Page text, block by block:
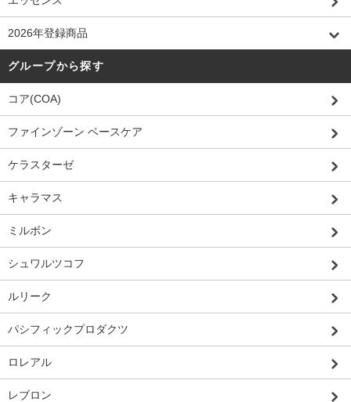
2026年登録商品
グループから探す
コア(COA)
ファインゾーン ベースケア
ケラスターゼ
キャラマス
ミルボン
シュワルツコフ
ルリーク
パシフィックプロダクツ
ロレアル
レブロン